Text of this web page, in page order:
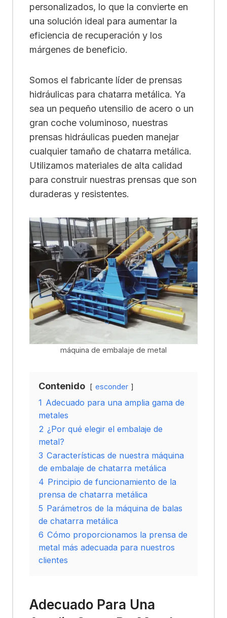
personalizados, lo que la convierte en
una solución ideal para aumentar la
eficiencia de recuperación y los
márgenes de beneficio.
Somos el fabricante líder de prensas
hidráulicas para chatarra metálica. Ya
sea un pequeño utensilio de acero o un
gran coche voluminoso, nuestras
prensas hidráulicas pueden manejar
cualquier tamaño de chatarra metálica.
Utilizamos materiales de alta calidad
para construir nuestras prensas que son
duraderas y resistentes.
máquina de embalaje de metal
Contenido esconder
1 Adecuado para una amplia gama de
metales
2 ¿Por qué elegir el embalaje de
metal?
3 Características de nuestra máquina
de embalaje de chatarra metálica
4 Principio de funcionamiento de la
prensa de chatarra metálica
5 Parámetros de la máquina de balas
de chatarra metálica
6 Cómo proporcionamos la prensa de
metal más adecuada para nuestros
clientes
Adecuado Para Una